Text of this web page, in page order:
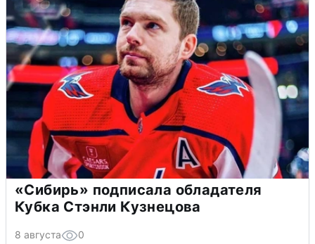
«Сибирь» подписала обладателя
Кубка Стэнли Кузнецова
8 августа 0